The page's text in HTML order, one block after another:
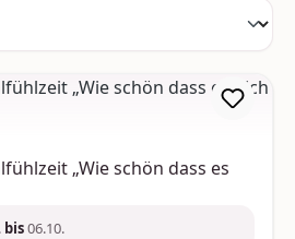
„Wie schön dass es
bis06.10.